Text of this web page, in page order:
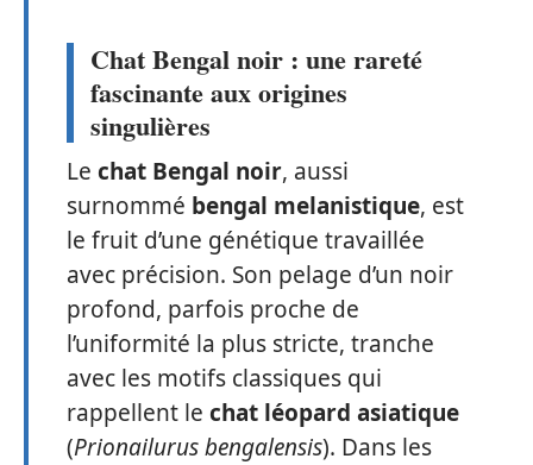
Chat Bengal noir : une rareté
fascinante aux origines
singulières
Le chat Bengal noir, aussi
surnommé bengal melanistique, est
le fruit d’une génétique travaillée
avec précision. Son pelage d’un noir
profond, parfois proche de
l’uniformité la plus stricte, tranche
avec les motifs classiques qui
rappellent le chat léopard asiatique
(Prionailurus bengalensis). Dans les